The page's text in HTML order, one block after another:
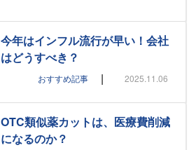
今年はインフル流行が早い！会社
はどうすべき？
おすすめ記事 | 2025.11.06
OTC類似薬カットは、医療費削減
になるのか？